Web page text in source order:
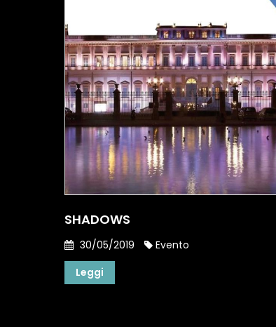
SHADOWS
30/05/2019
Evento
Leggi